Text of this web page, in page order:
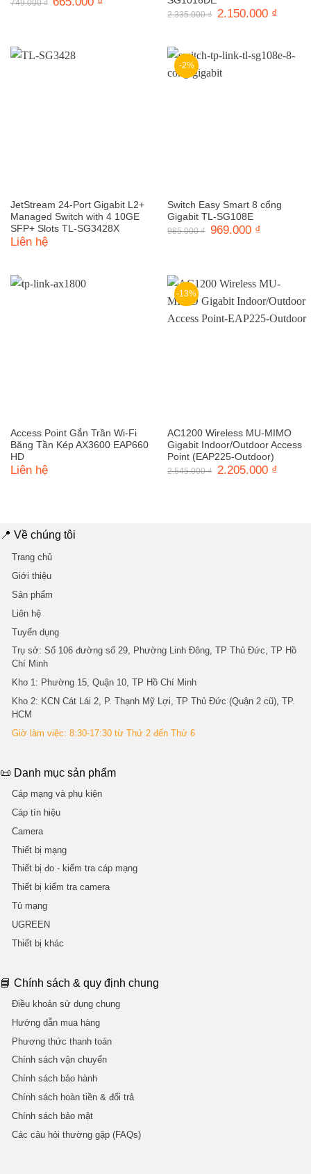
749.000₫
2.335.000₫
Giá
2.150.000 ₫
JetStream 24-Port Gigabit L2+
Managed Switch with 4 10GE
SFP+ Slots TL-SG3428X
Liên hệ
-2%
Switch Easy Smart 8 cổng
Gigabit TL-SG108E
985.000₫ Giá
969.000 ₫
Access Point Gắn Trần Wi-Fi
Băng Tần Kép AX3600 EAP660
HD
Liên hệ
-13%
AC1200 Wireless MU-MIMO
Gigabit Indoor/Outdoor Access
Point (EAP225-Outdoor)
2.545.000₫
Giá
2.205.000 ₫
📍 Về chúng tôi
Trang chủ
Giới thiệu
Sản phẩm
Liên hệ
Tuyển dụng
Trụ sở: Số 106 đường số 29, Phường Linh Đông, TP Thủ Đức, TP Hồ
Chí Minh
Kho 1: Phường 15, Quận 10, TP Hồ Chí Minh
Kho 2: KCN Cát Lái 2, P. Thạnh Mỹ Lợi, TP Thủ Đức (Quận 2 cũ), TP.
HCM
Giờ làm việc: 8:30-17:30 từ Thứ 2 đến Thứ 6
📜 Danh mục sản phẩm
Cáp mạng và phụ kiện
Cáp tín hiệu
Camera
Thiết bị mạng
Thiết bị đo - kiểm tra cáp mạng
Thiết bị kiểm tra camera
Tủ mạng
UGREEN
Thiết bị khác
📘 Chính sách & quy định chung
Điều khoản sử dụng chung
Hướng dẫn mua hàng
Phương thức thanh toán
Chính sách vận chuyển
Chính sách bảo hành
Chính sách hoàn tiền & đổi trả
Chính sách bảo mật
Các câu hỏi thường gặp (FAQs)